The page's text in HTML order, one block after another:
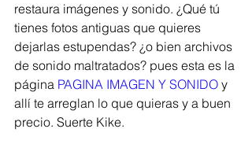
restaura imágenes y sonido. ¿Qué tú
tienes fotos antiguas que quieres
dejarlas estupendas? ¿o bien archivos
de sonido maltratados? pues esta es la
página PAGINA IMAGEN Y SONIDO y
allí te arreglan lo que quieras y a buen
precio. Suerte Kike.